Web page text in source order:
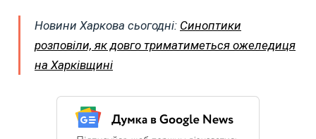
Новини Харкова сьогодні: Синоптики
розповіли, як довго триматиметься ожеледиця
на Харківщині